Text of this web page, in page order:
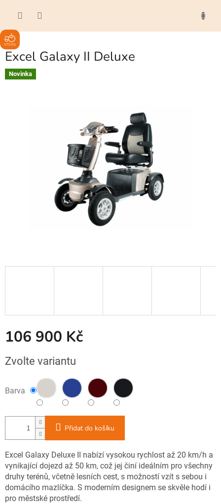
Excel Galaxy II Deluxe
Novinka
106 900 Kč
Měrná
cena:
Zvolte variantu
Barva
Přidat do košíku
Excel Galaxy Deluxe II nabízí vysokou rychlost až 20 km/h a
vynikající dojezd až 50 km, což jej činí ideálním pro všechny
druhy terénů, včetně lesních cest, s možností vzít s sebou i
domácího mazlíčka. S moderním designem se skvěle hodí i
pro městské prostředí.